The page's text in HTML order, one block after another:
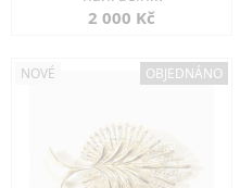
2 000 Kč
NOVÉ OBJEDNÁNO